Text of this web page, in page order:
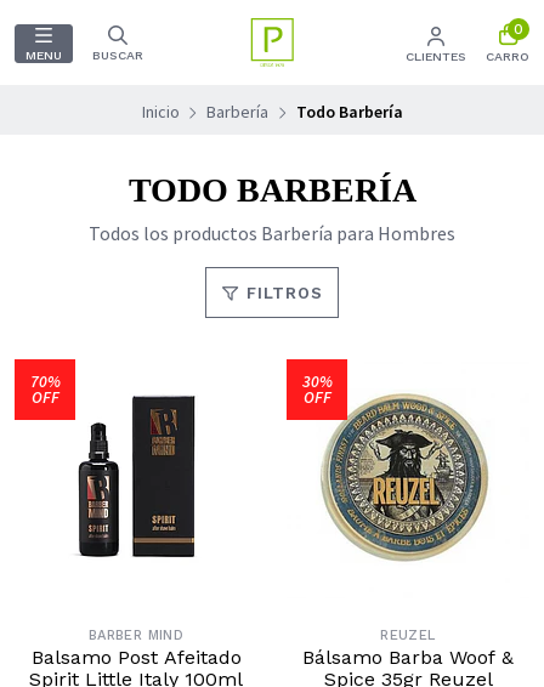
MENU BUSCAR CLIENTES
0
CARRO
Inicio Barbería Todo Barbería
TODO BARBERÍA
Todos los productos Barbería para Hombres
FILTROS
70%
OFF
BARBER MIND
Balsamo Post Afeitado
Spirit Little Italy 100ml
30%
OFF
REUZEL
Bálsamo Barba Woof &
Spice 35gr Reuzel